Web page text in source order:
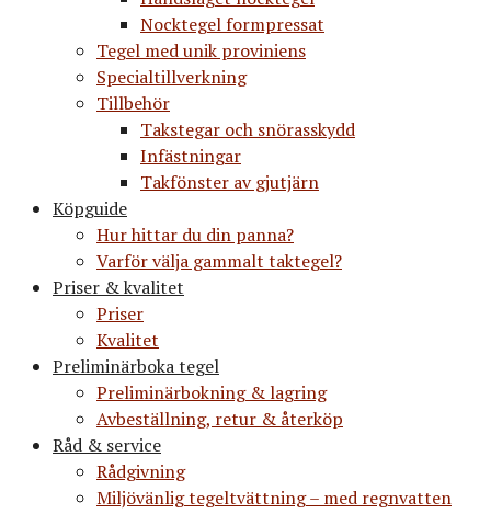
Nocktegel formpressat
Tegel med unik proviniens
Specialtillverkning
Tillbehör
Takstegar och snörasskydd
Infästningar
Takfönster av gjutjärn
Köpguide
Hur hittar du din panna?
Varför välja gammalt taktegel?
Priser & kvalitet
Priser
Kvalitet
Preliminärboka tegel
Preliminärbokning & lagring
Avbeställning, retur & återköp
Råd & service
Rådgivning
Miljövänlig tegeltvättning – med regnvatten